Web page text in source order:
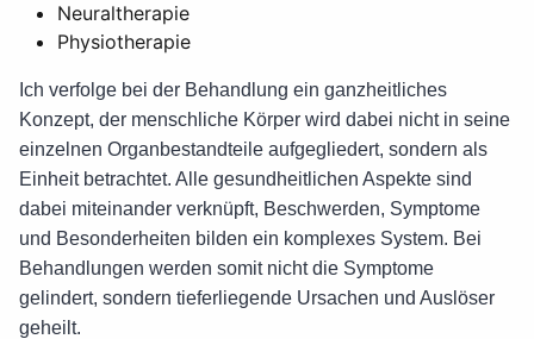
Neuraltherapie
Physiotherapie
Ich verfolge bei der Behandlung ein ganzheitliches
Konzept, der menschliche Körper wird dabei nicht in seine
einzelnen Organbestandteile aufgegliedert, sondern als
Einheit betrachtet. Alle gesundheitlichen Aspekte sind
dabei miteinander verknüpft, Beschwerden, Symptome
und Besonderheiten bilden ein komplexes System. Bei
Behandlungen werden somit nicht die Symptome
gelindert, sondern tieferliegende Ursachen und Auslöser
geheilt.